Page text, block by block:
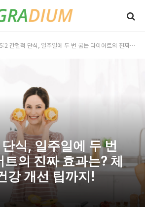
5:2 간헐적 단식, 일주일에 두 번 굶는 다이어트의 진짜 효과는? 체중 감량과 건강 개선 팁까지!
식, 일주일에 두 번
트의 진짜 효과는? 체
강 개선 팁까지!